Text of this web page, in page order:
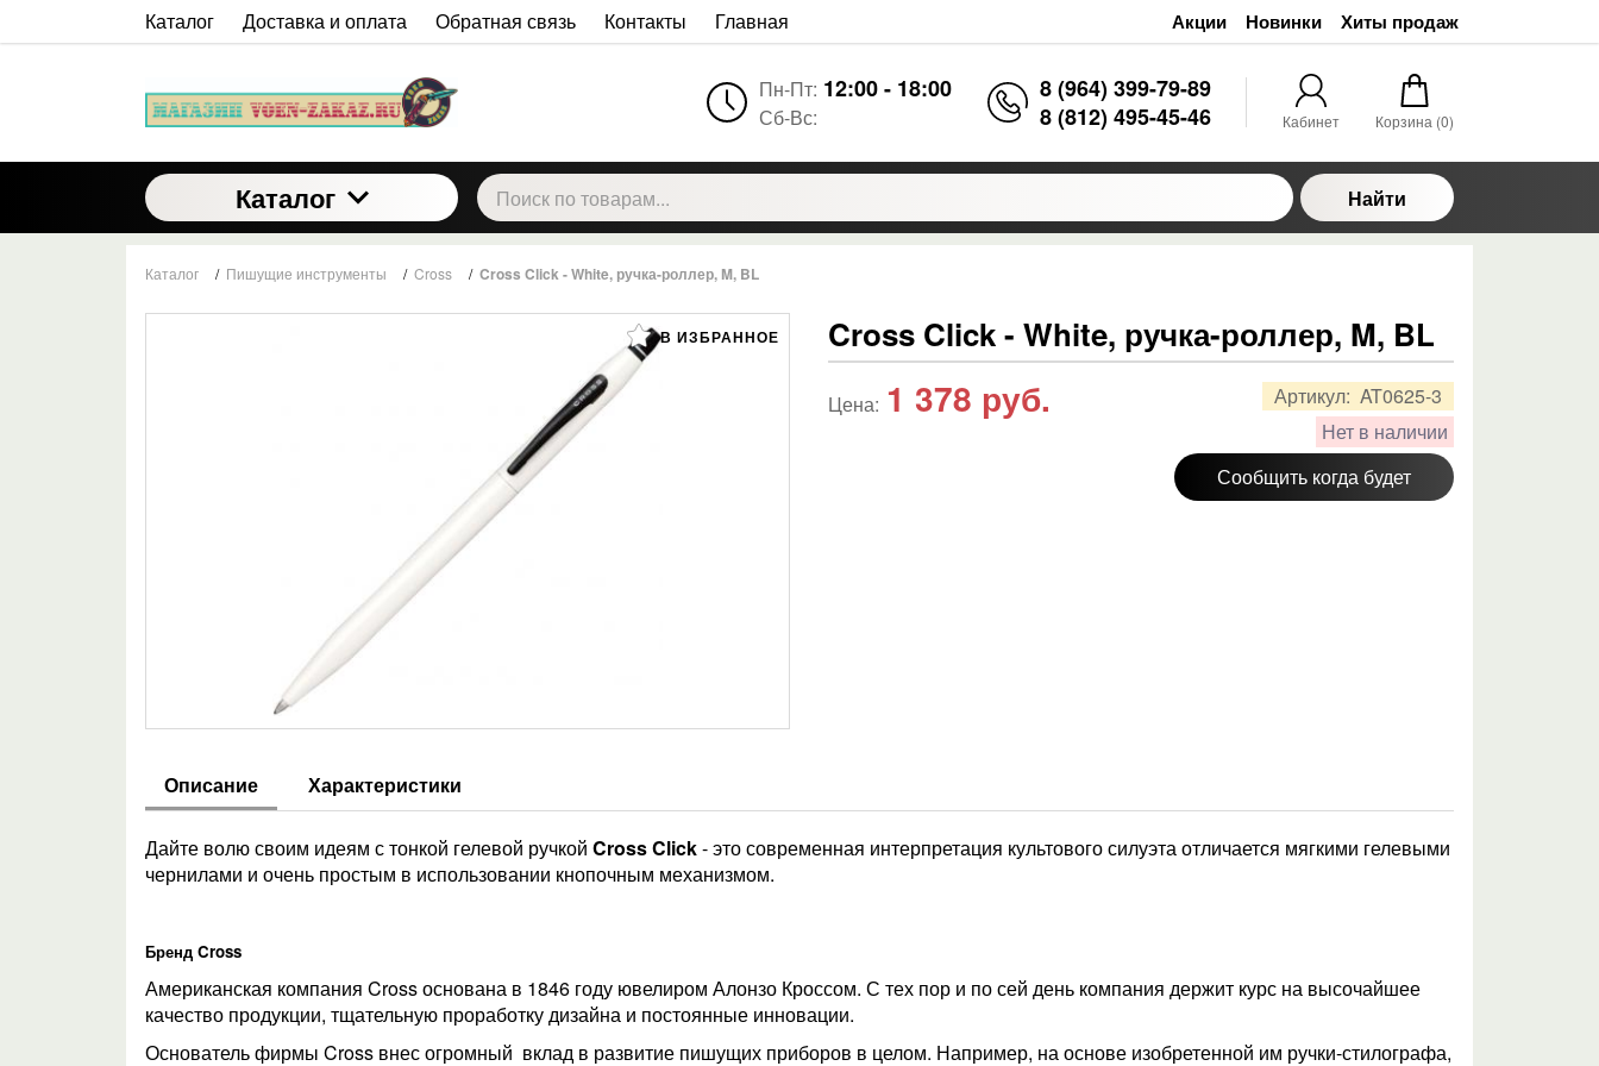
Каталог Доставка и оплата Обратная связь Контакты Главная Акции Новинки Хиты продаж
Пн-Пт: 12:00 - 18:00
Сб-Вс:
8 (964) 399-79-89
8 (812) 495-45-46
Кабинет Корзина (0)
Каталог Найти
Каталог / Пишущие инструменты / Cross / Cross Click - White, ручка-роллер, M, BL
В ИЗБРАННОЕ Cross Click - White, ручка-роллер, M, BL
Артикул: AT0625-3
Нет в наличии
Сообщить когда будет
Цена: 1 378 руб.
Описание Характеристики
Дайте волю своим идеям с тонкой гелевой ручкой Cross Click- это современная интерпретация культового силуэта отличается мягкими гелевыми
чернилами и очень простым в использовании кнопочным механизмом.
Бренд Cross
Американская компания Cross основана в 1846 году ювелиром Алонзо Кроссом. С тех пор и по сей день компания держит курс на высочайшее
качество продукции, тщательную проработку дизайна и постоянные инновации.
Основатель фирмы Cross внес огромный вклад в развитие пишущих приборов в целом. Например, на основе изобретенной им ручки-стилографа,